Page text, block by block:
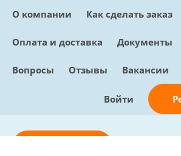
О компании Как сделать заказ
Оплата и доставка Документы
Вопросы Отзывы Вакансии
Войти